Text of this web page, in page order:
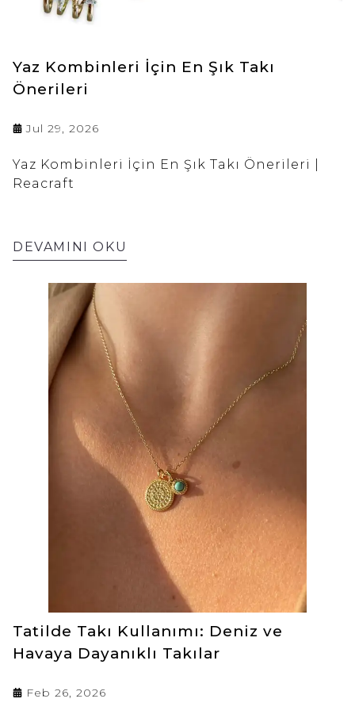
Yaz Kombinleri İçin En Şık Takı
Önerileri
Jul 29, 2026
Yaz Kombinleri İçin En Şık Takı Önerileri |
Reacraft
DEVAMINI OKU
Tatilde Takı Kullanımı: Deniz ve
Havaya Dayanıklı Takılar
Feb 26, 2026